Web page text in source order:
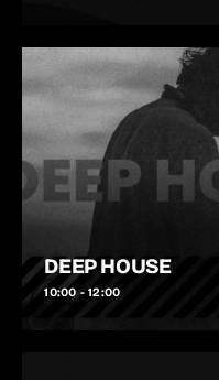
DEEP HOUSE
10:00 - 12:00